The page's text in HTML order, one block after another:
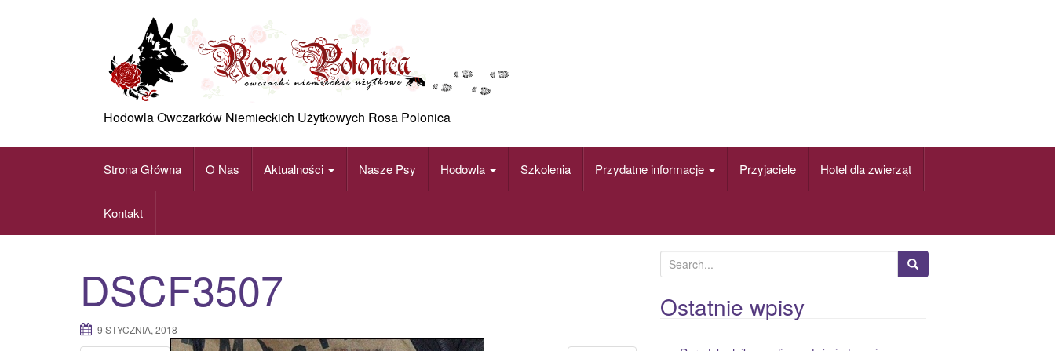
Hodowla Owczarków Niemieckich Użytkowych Rosa Polonica
Strona Główna O Nas Aktualności Nasze Psy Hodowla Szkolenia Przydatne informacje Przyjaciele Hotel dla zwierząt
Kontakt
DSCF3507
9 STYCZNIA, 2018
e
a
r
Ostatnie wpisy